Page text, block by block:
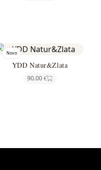
Novo
YDD Natur&Zlata
90.00 €